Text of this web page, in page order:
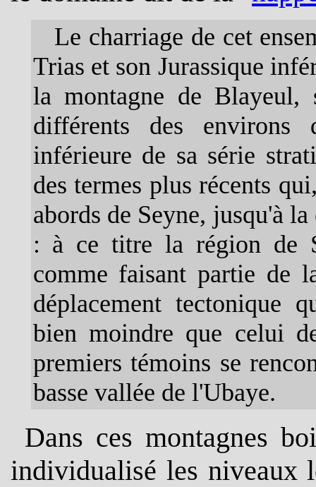
Le charriage de cet
Trias et son Jurassique
la montagne de Blayeul,
différents des
inférieure de sa série
des termes plus récents
abords de Seyne, jusqu'à
: à ce titre la région de
comme faisant partie de
déplacement tectonique
bien moindre que celui
premiers témoins se
basse vallée de l'Ubaye.
Dans ces montagnes
individualisé les niveaux